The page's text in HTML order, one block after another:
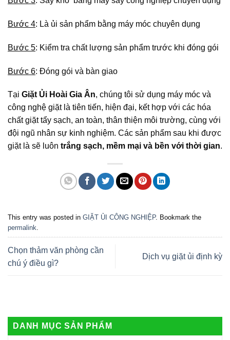
Bước 4: Là ủi sản phẩm bằng máy móc chuyên dụng
Bước 5: Kiểm tra chất lượng sản phẩm trước khi đóng gói
Bước 6: Đóng gói và bàn giao
Tại Giặt Ủi Hoài Gia Ân, chúng tôi sử dụng máy móc và
công nghệ giặt là tiên tiến, hiện đại, kết hợp với các hóa
chất giặt tẩy sạch, an toàn, thân thiện môi trường, cùng với
đội ngũ nhân sự kinh nghiệm. Các sản phẩm sau khi được
giặt là sẽ luôn trắng sạch, mềm mại và bền với thời gian.
This entry was posted in GIẶT ỦI CÔNG NGHIỆP. Bookmark the
permalink
Chọn thảm văn phòng cần
chú ý điều gì?
Dịch vụ giặt ủi định kỳ
DANH MỤC SẢN PHẨM